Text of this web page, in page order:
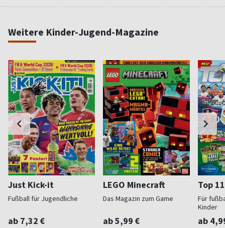
Weitere Kinder-Jugend-Magazine
Just Kick-it
Fußball für Jugendliche
ab 7,32 €
LEGO Minecraft
Das Magazin zum Game
ab 5,99 €
Top 11
Für
Kinder
ab